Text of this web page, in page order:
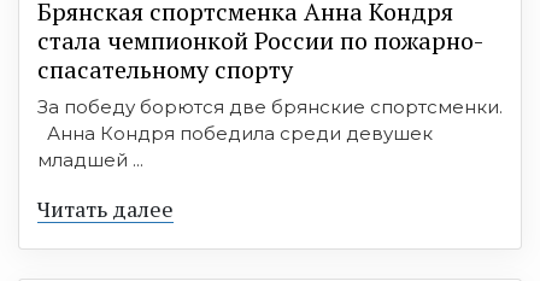
Брянская спортсменка Анна Кондря
стала чемпионкой России по пожарно-
спасательному спорту
За победу борются две брянские спортсменки.
Анна Кондря победила среди девушек
младшей ...
Читать далее